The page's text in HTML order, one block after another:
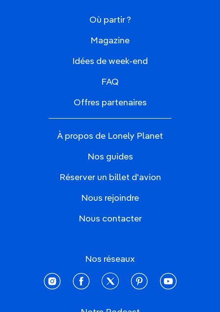
Où partir ?
Magazine
Idées de week-end
FAQ
Offres partenaires
À propos de Lonely Planet
Nos guides
Réserver un billet d'avion
Nous rejoindre
Nous contacter
Nos réseaux
instagramfacebooktwitter pinterestyoutube